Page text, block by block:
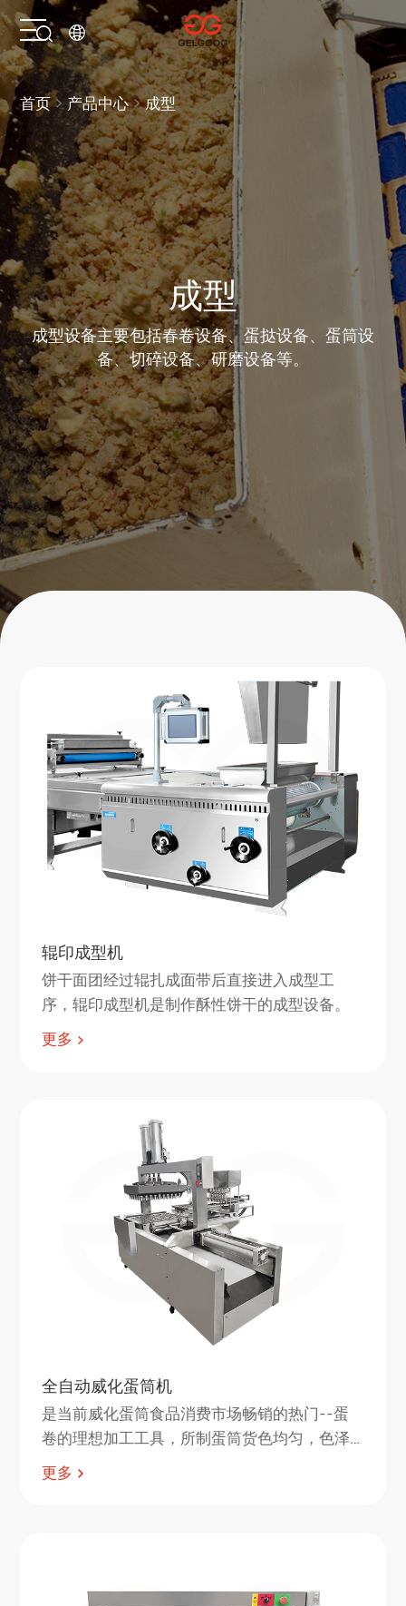
首页
解决方案
产品中心
服务支持
关于我们
联系我们
首页 产品中心 成型
成型
成型设备主要包括春卷设备、蛋挞设备、蛋筒设
备、切碎设备、研磨设备等。
辊印成型机
饼干面团经过辊扎成面带后直接进入成型工
序，辊印成型机是制作酥性饼干的成型设备。
更多
全自动威化蛋筒机
是当前威化蛋筒食品消费市场畅销的热门--蛋
卷的理想加工工具，所制蛋筒货色均匀，色泽
鲜艳、香酥可口、清洁卫生。
更多